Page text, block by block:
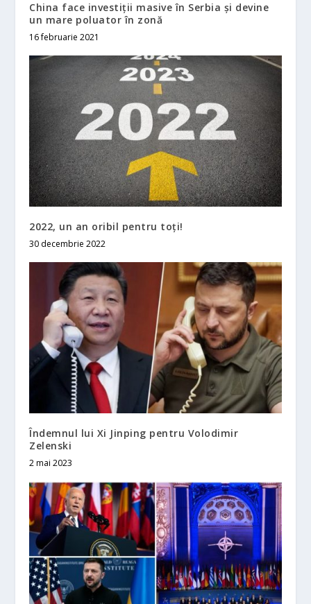
China face investiţii masive în Serbia şi devine
un mare poluator în zonă
16 februarie 2021
2022, un an oribil pentru toţi!
30 decembrie 2022
Îndemnul lui Xi Jinping pentru Volodimir
Zelenski
2 mai 2023